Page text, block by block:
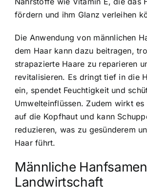
fördern und ihm Glanz verleihen
Die Anwendung von männlichen
dem Haar kann dazu beitragen,
strapazierte Haare zu reparieren
revitalisieren. Es dringt tief in die
ein, spendet Feuchtigkeit und
Umwelteinflüssen. Zudem wirkt es
auf die Kopfhaut und kann
reduzieren, was zu gesünderem
Haar führt.
Männliche
Landwirtschaft